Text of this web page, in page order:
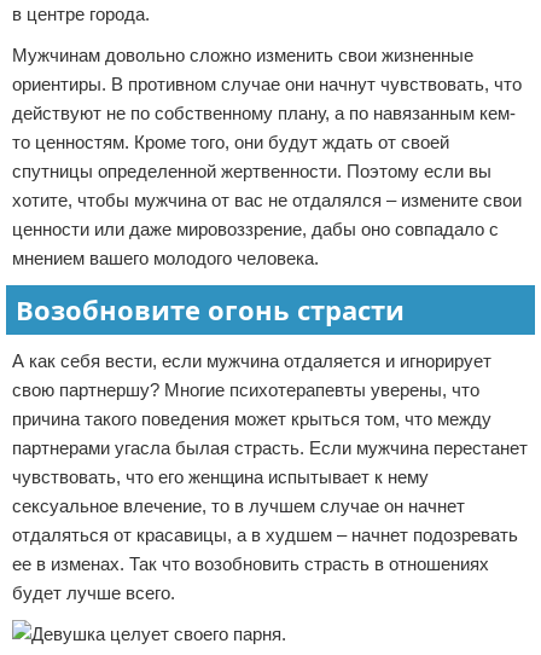
в центре города.
Мужчинам довольно сложно изменить свои жизненные
ориентиры. В противном случае они начнут чувствовать, что
действуют не по собственному плану, а по навязанным кем-
то ценностям. Кроме того, они будут ждать от своей
спутницы определенной жертвенности. Поэтому если вы
хотите, чтобы мужчина от вас не отдалялся – измените свои
ценности или даже мировоззрение, дабы оно совпадало с
мнением вашего молодого человека.
Возобновите огонь страсти
А как себя вести, если мужчина отдаляется и игнорирует
свою партнершу? Многие психотерапевты уверены, что
причина такого поведения может крыться том, что между
партнерами угасла былая страсть. Если мужчина перестанет
чувствовать, что его женщина испытывает к нему
сексуальное влечение, то в лучшем случае он начнет
отдаляться от красавицы, а в худшем – начнет подозревать
ее в изменах. Так что возобновить страсть в отношениях
будет лучше всего.